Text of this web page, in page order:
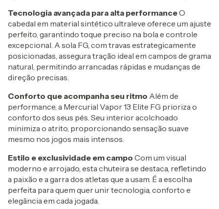
Tecnologia avançada para alta performanceO
cabedal em material sintético ultraleve oferece um ajuste
perfeito, garantindo toque preciso na bola e controle
excepcional. A sola FG, com travas estrategicamente
posicionadas, assegura tração ideal em campos de grama
natural, permitindo arrancadas rápidas e mudanças de
direção precisas.
Conforto que acompanha seu ritmo Além de
performance, a Mercurial Vapor 13 Elite FG prioriza o
conforto dos seus pés. Seu interior acolchoado
minimiza o atrito, proporcionando sensação suave
mesmo nos jogos mais intensos.
Estilo e exclusividade em campo Com um visual
moderno e arrojado, esta chuteira se destaca, refletindo
a paixão e a garra dos atletas que a usam. É a escolha
perfeita para quem quer unir tecnologia, conforto e
elegância em cada jogada.